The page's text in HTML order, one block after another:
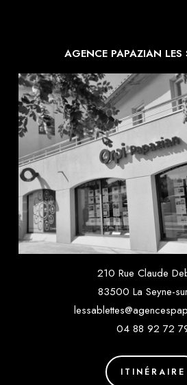
AGENCE PAPAZIAN LES
210 Rue Claude
83500 La Seyne-
04 88 92 72
ITINÉRAIRE